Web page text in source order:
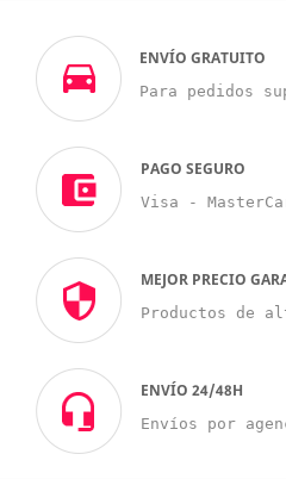
ENVÍO GRATUITO
Para pedidos
PAGO SEGURO
Visa -
MEJOR PRECIO
Productos de
ENVÍO 24/48H
Envíos por